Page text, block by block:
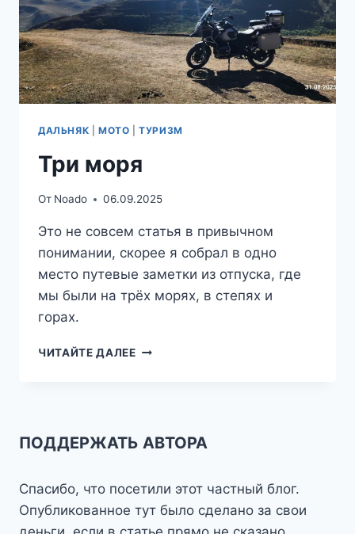
ДАЛЬНЯК МОТО |ТУРИЗМ
Три моря
От Noado 06.09.2025
Это не совсем статья в привычном
понимании, скорее я собрал в одно
место путевые заметки из отпуска, где
мы были на трёх морях, в степях и
горах.
ЧИТАЙТЕ ДАЛЕЕТРИ
ПОДДЕРЖАТЬ АВТОРА
Спасибо, что посетили этот частный блог.
Опубликованное тут было сделано за свои